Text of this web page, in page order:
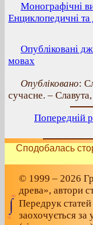
Монографічні
Енциклопедичні та
Опубліковані
мовах
Опубліковано:
сучасне. –
Попередній
Сподобалась
© 1999 – 2026
древа», автори
Передрук статей
заохочується